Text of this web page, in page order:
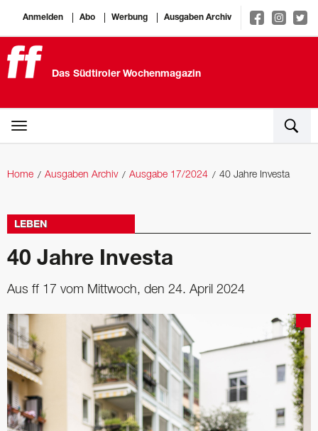
Anmelden Abo Werbung Ausgaben Archiv
Das Südtiroler Wochenmagazin
Home Ausgaben Archiv Ausgabe 17/2024 40 Jahre Investa
LEBEN
40 Jahre Investa
Aus ff 17 vom Mittwoch, den 24. April 2024